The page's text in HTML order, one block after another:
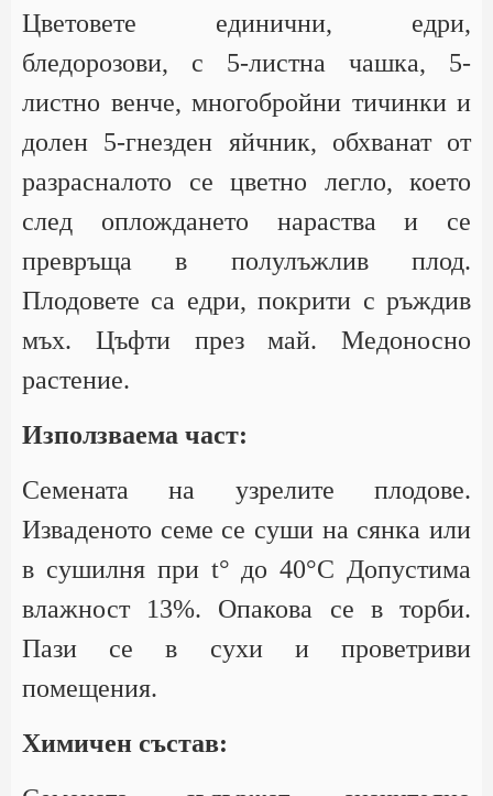
Цветовете единични, едри,
бледорозови, с 5-листна чашка, 5-
листно венче, многобройни тичинки и
долен 5-гнезден яйчник, обхванат от
разрасналото се цветно легло, което
след оплождането нараства и се
превръща в полулъжлив плод.
Плодовете са едри, покрити с ръждив
мъх. Цъфти през май. Медоносно
растение.
Използваема част:
Семената на узрелите плодове.
Изваденото семе се суши на сянка или
в сушилня при t° до 40°С Допустима
влажност 13%. Опакова се в торби.
Пази се в сухи и проветриви
помещения.
Химичен състав: